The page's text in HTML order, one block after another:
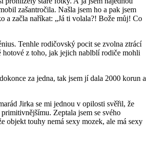
zašantročila. Našla jsem ho a pak jsem
a začla naříkat: „Já ti volala?! Bože můj! Co
Tenhle rodičovský pocit se zvolna ztrácí
hotové z toho, jak jejich nablblí rodiče mohli
za jedna, tak jsem jí dala 2000 korun a
Jirka se mi jednou v opilosti svěřil, že
Zeptala jsem se svého
objekt touhy nemá sexy mozek, ale má sexy